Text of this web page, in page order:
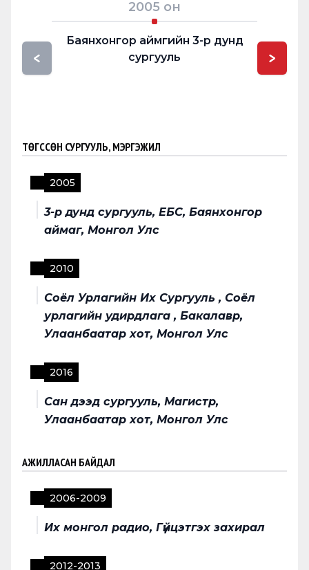
<
2005 он
Баянхонгор аймгийн 3-р дунд
сургууль
“Их
>
ТӨГССӨН СУРГУУЛЬ, МЭРГЭЖИЛ
2005
3-р дунд сургууль, ЕБС, Баянхонгор
аймаг, Монгол Улс
2010
Соёл Урлагийн Их Сургууль , Соёл
урлагийн удирдлага , Бакалавр,
Улаанбаатар хот, Монгол Улс
2016
Сан дээд сургууль, Магистр,
Улаанбаатар хот, Монгол Улс
АЖИЛЛАСАН БАЙДАЛ
2006-2009
Их монгол радио, Гүйцэтгэх захирал
2012-2013